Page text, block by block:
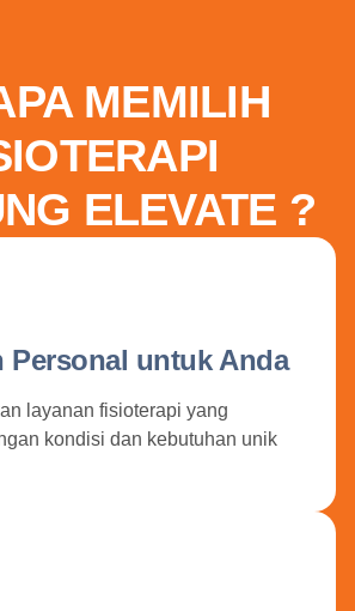
MEMILIH
ELEVATE ?
Personal untuk Anda
layanan fisioterapi yang
kondisi dan kebutuhan unik